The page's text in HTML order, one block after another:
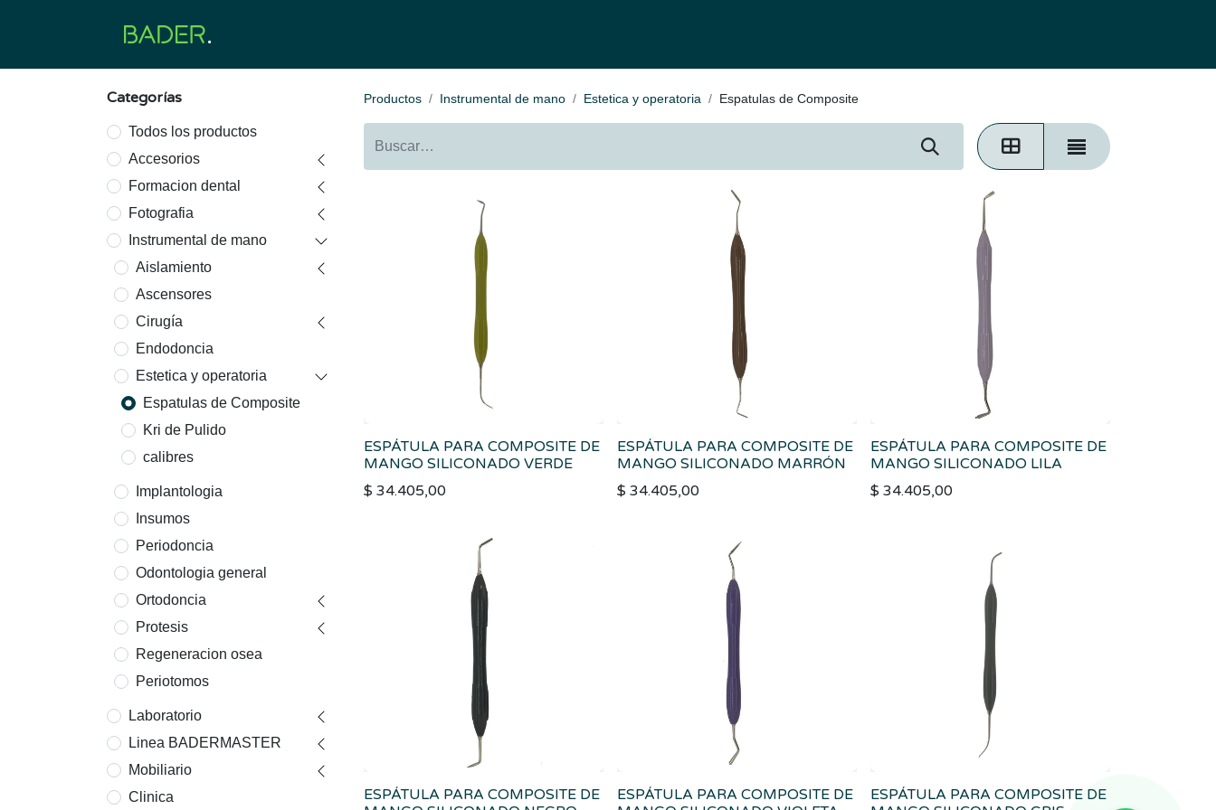
Categorías
Todos los productos
Accesorios
Formacion dental
Fotografia
Instrumental de mano
Aislamiento
Ascensores
Cirugía
Endodoncia
Estetica y operatoria
Espatulas de Composite
Kri de Pulido
calibres
Implantologia
Insumos
Periodoncia
Odontologia general
Ortodoncia
Protesis
Regeneracion osea
Periotomos
Laboratorio
Linea BADERMASTER
Mobiliario
Clinica
Productos Instrumental de mano Estetica y operatoria Espatulas de Composite
ESPÁTULA PARA COMPOSITE DE
MANGO SILICONADO VERDE
$ 34.405,00
ESPÁTULA PARA COMPOSITE DE
MANGO SILICONADO MARRÓN
$ 34.405,00
ESPÁTULA PARA COMPOSITE DE
MANGO SILICONADO LILA
$ 34.405,00
ESPÁTULA PARA COMPOSITE DE
ESPÁTULA PARA COMPOSITE DE
ESPÁTULA PARA COMPOSITE DE